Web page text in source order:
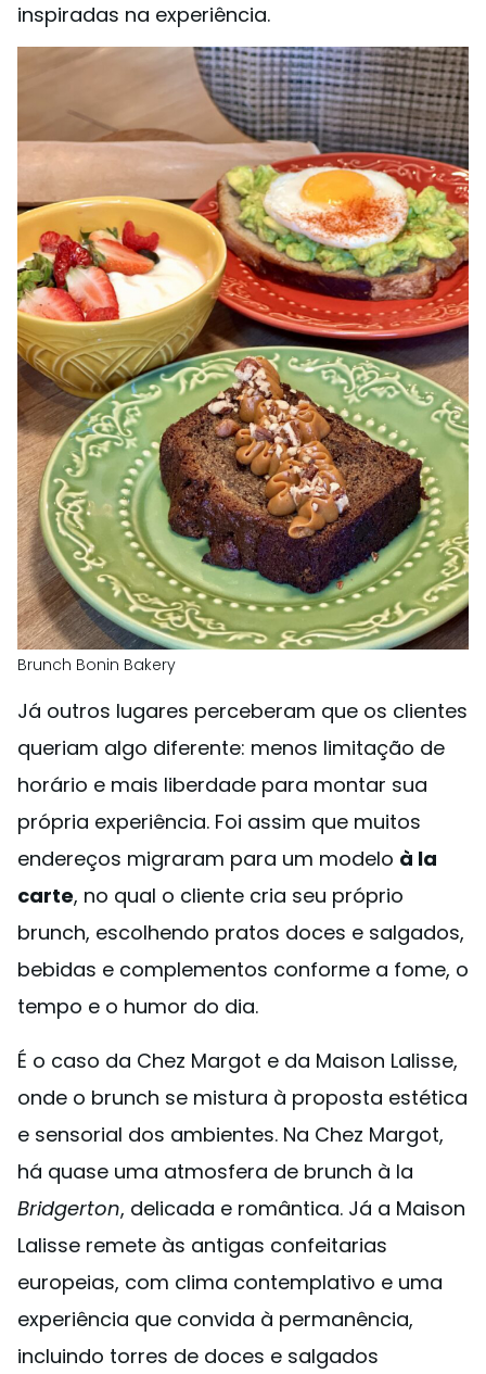
inspiradas na experiência.
Brunch Bonin Bakery
Já outros lugares perceberam que os clientes
queriam algo diferente: menos limitação de
horário e mais liberdade para montar sua
própria experiência. Foi assim que muitos
endereços migraram para um modelo à la
carte, no qual o cliente cria seu próprio
brunch, escolhendo pratos doces e salgados,
bebidas e complementos conforme a fome, o
tempo e o humor do dia.
É o caso da Chez Margot e da Maison Lalisse,
onde o brunch se mistura à proposta estética
e sensorial dos ambientes. Na Chez Margot,
há quase uma atmosfera de brunch à la
Bridgerton, delicada e romântica. Já a Maison
Lalisse remete às antigas confeitarias
europeias, com clima contemplativo e uma
experiência que convida à permanência,
incluindo torres de doces e salgados